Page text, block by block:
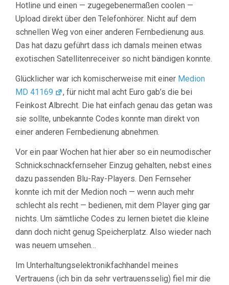
Hotline und einen — zugegebenermaßen coolen —
Upload direkt über den Telefonhörer. Nicht auf dem
schnellen Weg von einer anderen Fernbedienung aus.
Das hat dazu geführt dass ich damals meinen etwas
exotischen Satellitenreceiver so nicht bändigen konnte.
Glücklicher war ich komischerweise mit einer Medion
MD 41169
, für nicht mal acht Euro gab’s die bei
Feinkost Albrecht. Die hat einfach genau das getan was
sie sollte, unbekannte Codes konnte man direkt von
einer anderen Fernbedienung abnehmen.
Vor ein paar Wochen hat hier aber so ein neumodischer
Schnickschnackfernseher Einzug gehalten, nebst eines
dazu passenden Blu-Ray-Players. Den Fernseher
konnte ich mit der Medion noch — wenn auch mehr
schlecht als recht — bedienen, mit dem Player ging gar
nichts. Um sämtliche Codes zu lernen bietet die kleine
dann doch nicht genug Speicherplatz. Also wieder nach
was neuem umsehen…
Im Unterhaltungselektronikfachhandel meines
Vertrauens (ich bin da sehr vertrauensselig) fiel mir die